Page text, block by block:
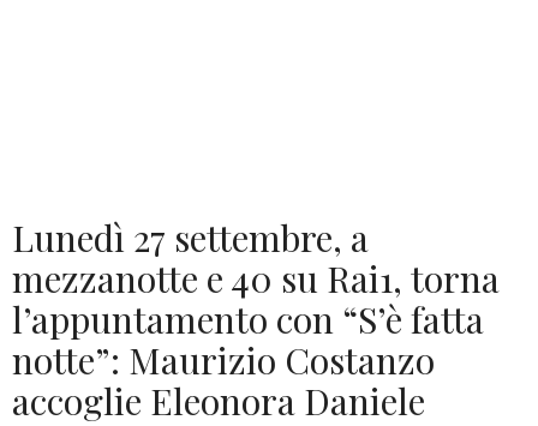
Lunedì 27 settembre, a
mezzanotte e 40 su Rai1, torna
l’appuntamento con “S’è fatta
notte”: Maurizio Costanzo
accoglie Eleonora Daniele